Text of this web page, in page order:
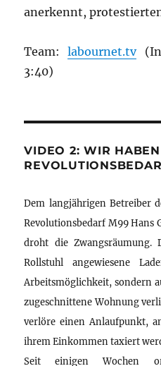
anerkennt,
Team:labournet.tv
3:40)
VIDEO 2: WIR
Dem langjährigen Betreiber
Revolutionsbedarf M99 Hans
droht die
Rollstuhl angewiesene
Arbeitsmöglichkeit, sondern
zugeschnittene Wohnung
verlöre einen Anlaufpunkt,
ihrem Einkommen taxiert
Seit einigen Wochen